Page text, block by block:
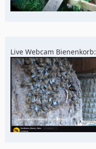
Live Webcam Bienenkorb: